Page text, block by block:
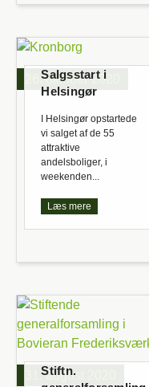
26. oktober 2020
Salgsstart i
Helsingør
I Helsingør opstartede
vi salget af de 55
attraktive
andelsboliger, i
weekenden...
Læs mere
31. august 2020
Stiftn.